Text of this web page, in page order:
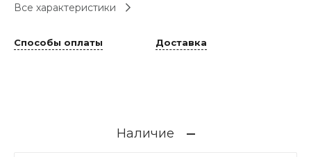
Все характеристики
Способы оплаты Доставка
Наличие